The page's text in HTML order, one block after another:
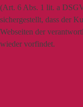
(Art. 6 Abs. 1 lit. a
sichergestellt, dass der
Webseiten der
wieder vorfindet.